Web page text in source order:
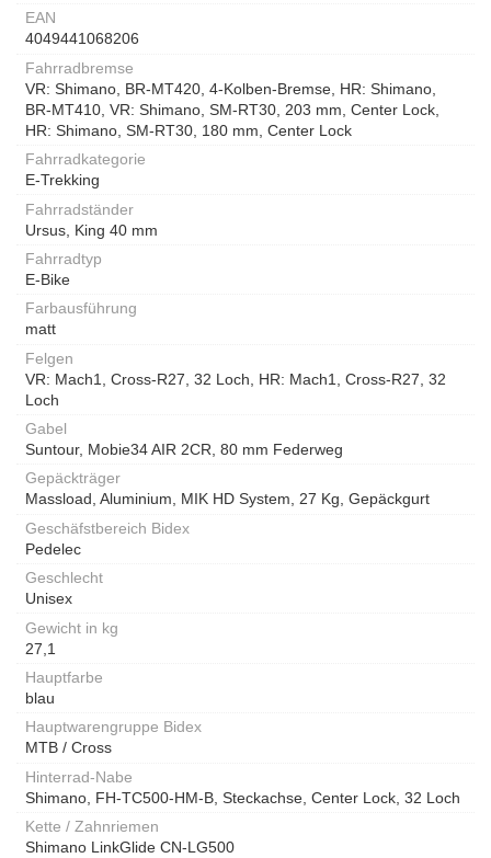
EAN
4049441068206
Fahrradbremse
VR: Shimano, BR-MT420, 4-Kolben-Bremse, HR: Shimano,
BR-MT410, VR: Shimano, SM-RT30, 203 mm, Center Lock,
HR: Shimano, SM-RT30, 180 mm, Center Lock
Fahrradkategorie
E-Trekking
Fahrradständer
Ursus, King 40 mm
Fahrradtyp
E-Bike
Farbausführung
matt
Felgen
VR: Mach1, Cross-R27, 32 Loch, HR: Mach1, Cross-R27, 32
Loch
Gabel
Suntour, Mobie34 AIR 2CR, 80 mm Federweg
Gepäckträger
Massload, Aluminium, MIK HD System, 27 Kg, Gepäckgurt
Geschäfstbereich Bidex
Pedelec
Geschlecht
Unisex
Gewicht in kg
27,1
Hauptfarbe
blau
Hauptwarengruppe Bidex
MTB / Cross
Hinterrad-Nabe
Shimano, FH-TC500-HM-B, Steckachse, Center Lock, 32 Loch
Kette / Zahnriemen
Shimano LinkGlide CN-LG500